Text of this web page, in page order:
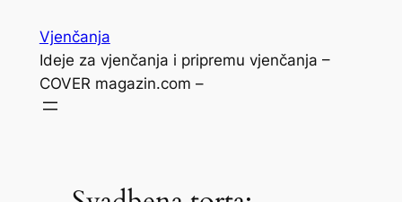
sadržaja
Vjenčanja
Ideje za vjenčanja i pripremu vjenčanja –
COVER magazin.com –